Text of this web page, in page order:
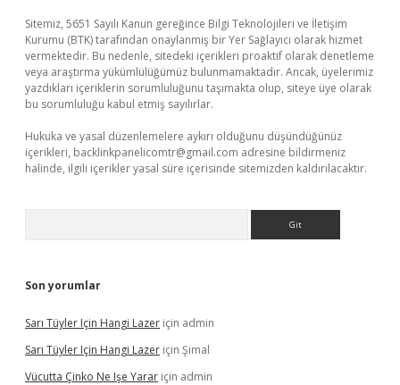
Sitemiz, 5651 Sayılı Kanun gereğince Bilgi Teknolojileri ve İletişim
Kurumu (BTK) tarafından onaylanmış bir Yer Sağlayıcı olarak hizmet
vermektedir. Bu nedenle, sitedeki içerikleri proaktif olarak denetleme
veya araştırma yükümlülüğümüz bulunmamaktadır. Ancak, üyelerimiz
yazdıkları içeriklerin sorumluluğunu taşımakta olup, siteye üye olarak
bu sorumluluğu kabul etmiş sayılırlar.
Hukuka ve yasal düzenlemelere aykırı olduğunu düşündüğünüz
içerikleri, backlinkpanelicomtr@gmail.com adresine bildirmeniz
halinde, ilgili içerikler yasal süre içerisinde sitemizden kaldırılacaktır.
Son yorumlar
Sarı Tüyler Için Hangi Lazer için admin
Sarı Tüyler Için Hangi Lazer için Şimal
Vücutta Çinko Ne Işe Yarar için admin